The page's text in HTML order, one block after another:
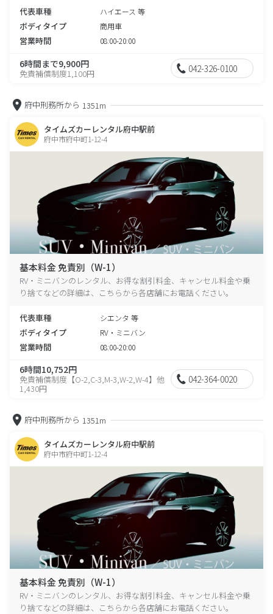
代表車種 ハイエース 等
ボディタイプ 商用車
営業時間 08:00-20:00
6時間まで9,900円
免責補償制度1,100円 042-326-0100
府中刑務所から 1351m
タイムズカーレンタル府中駅前
府中市府中町1-12-4
基本料金 免責別（W-1）
RV・ミニバンのレンタル、お得な割引料金、キャンセル料金や乗
り捨てなどの詳細は、こちらから各店舗にお電話ください。
代表車種 シエンタ 等
ボディタイプ RV・ミニバン
営業時間 08:00-20:00
6時間10,752円
免責補償制度【O-2,C-3,M-3,W-2,W-4】他
1,430円
042-364-0020
府中刑務所から 1351m
タイムズカーレンタル府中駅前
府中市府中町1-12-4
基本料金 免責別（W-1）
RV・ミニバンのレンタル、お得な割引料金、キャンセル料金や乗
り捨てなどの詳細は、こちらから各店舗にお電話ください。